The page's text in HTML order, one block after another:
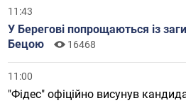
11:43
У Берегові попрощаються із
Бецою
16468
11:00
"Фідес" офіційно висунув